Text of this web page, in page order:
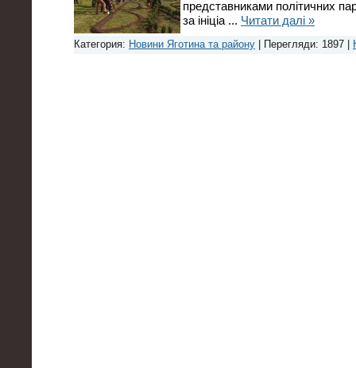
представниками політичних
за ініціа ... Читати далі »
Категория: Новини Яготина та району | Перегляди: 1897 |